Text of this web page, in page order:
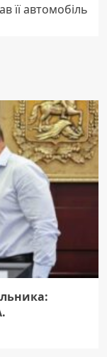
її автомобіль